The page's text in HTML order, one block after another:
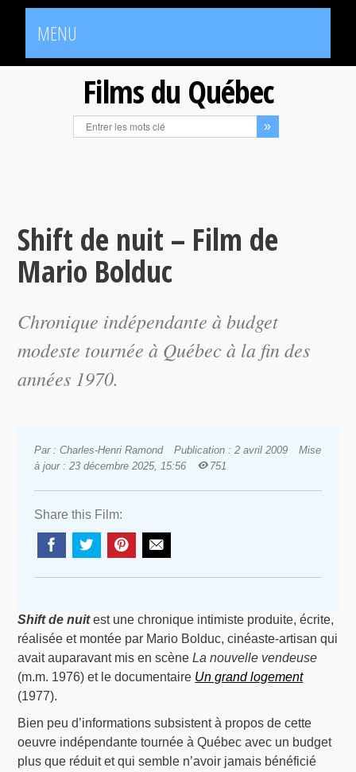
MENU
Films du Québec
Shift de nuit – Film de
Mario Bolduc
Chronique indépendante à budget
modeste tournée à Québec à la fin des
années 1970.
Par : Charles-Henri Ramond Publication : 2 avril 2009
Mise
à jour : 23 décembre 2025, 15:56
751
Share this Film:
Shift de nuitest une chronique intimiste produite, écrite,
réalisée et montée par Mario Bolduc, cinéaste-artisan qui
avait auparavant mis en scèneLa nouvelle vendeuse
(m.m. 1976) et le documentaire Un grand logement
(1977).
Bien peu d’informations subsistent à propos de cette
oeuvre indépendante tournée à Québec avec un budget
plus que réduit et qui semble n’avoir jamais bénéficié